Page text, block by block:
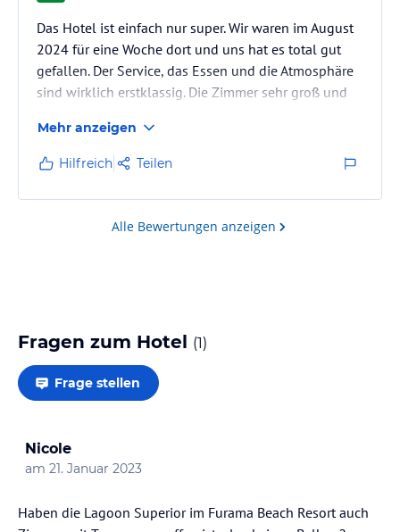
Das Hotel ist einfach nur super. Wir waren im August
2024 für eine Woche dort und uns hat es total gut
gefallen. Der Service, das Essen und die Atmosphäre
sind wirklich erstklassig. Die Zimmer sehr groß und
jeden Fall wieder!!!!! 👍🏻😃😃
Mehr anzeigen
Hilfreich Teilen
Alle Bewertungen anzeigen
Fragen zum Hotel (1)
Frage stellen
Nicole
am 21. Januar 2023
Haben die Lagoon Superior im Furama Beach Resort auch